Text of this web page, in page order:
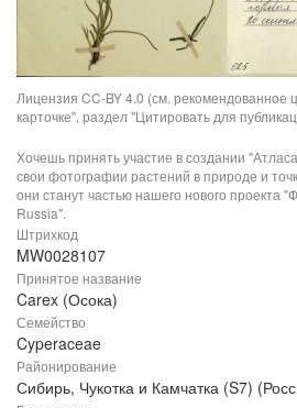
Лицензия CC-BY 4.0 (см. рекомендованное
карточке", раздел "Цитировать для
Хочешь принять участие в создании
свои фотографии растений в природе и
они станут частью нашего нового проекта
Russia".
Штрихкод
MW0028107
Принятое название
Carex (Осока)
Семейство
Cyperaceae
Районирование
Сибирь, Чукотка и Камчатка (S7)